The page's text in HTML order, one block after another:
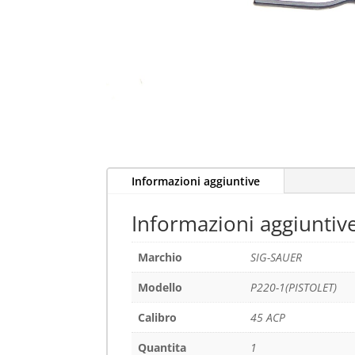
Informazioni aggiuntive
Informazioni
Marchio
SIG-SAUER
Modello
P220-1(PISTOLET)
Calibro
45 ACP
Quantita
1